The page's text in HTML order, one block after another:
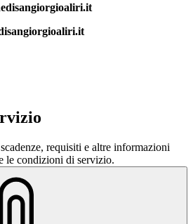
requisiti e altre informazioni
le condizioni di servizio.